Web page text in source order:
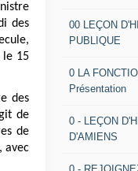
des
le 15
des
de
de
avec
00 LEÇON
PUBLIQUE
0 LA
Présentation
0 - LEÇON
D'AMIENS
0 -